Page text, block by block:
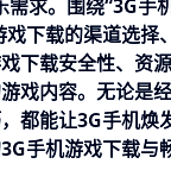
需求。围绕“3G手
下载的渠道选
下载安全性、资
戏内容。无论是
都能让3G手机
手机游戏下载与